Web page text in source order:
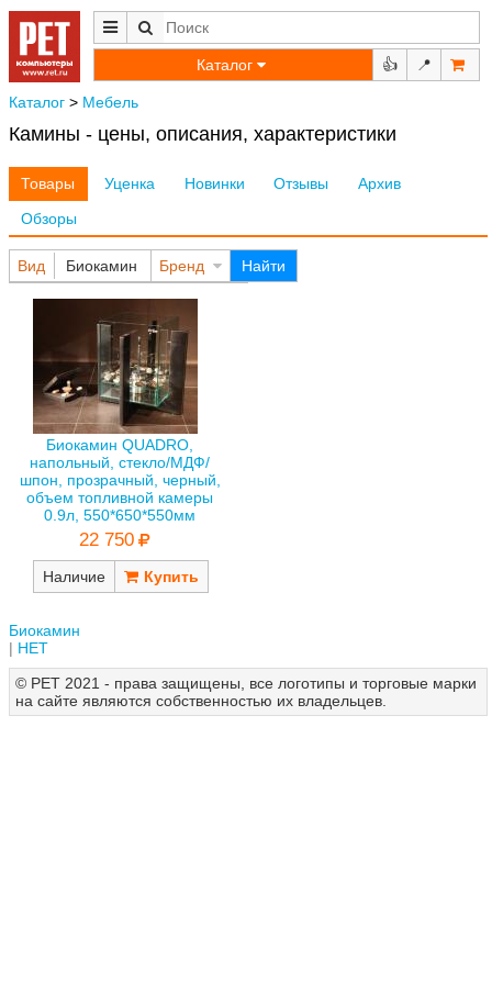
Каталог 👍 📍
Каталог > Мебель
Камины - цены, описания, характеристики
Товары Уценка Новинки Отзывы
Архив
Обзоры
Вид Биокамин Бренд Найти
Биокамин QUADRO,
напольный, стекло/МДФ/
шпон, прозрачный, черный,
объем топливной камеры
0.9л, 550*650*550мм
22 750
Наличие
Биокамин
НЕТ
© РЕТ 2021 - права защищены, все логотипы и торговые марки
на сайте являются собственностью их владельцев.